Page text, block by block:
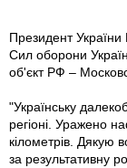
Президент
Сил оборони
об'єкт РФ –
"Українську
регіоні. Уражено
кілометрів. Дякую
за результативну